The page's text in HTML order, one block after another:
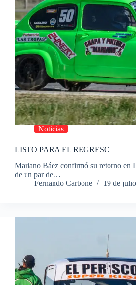
Noticias
LISTO PARA EL REGRESO
Mariano Báez confirmó su retorno en
de un par de…
Fernando Carbone
19 de